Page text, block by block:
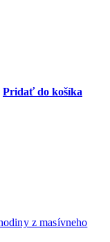
Pridať do košíka